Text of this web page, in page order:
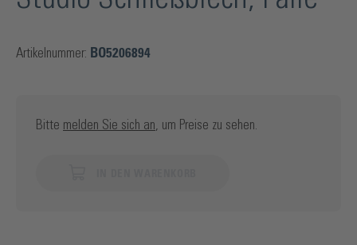
Artikelnummer: BO5206894
Bitte melden Sie sich an , um Preise zu sehen.